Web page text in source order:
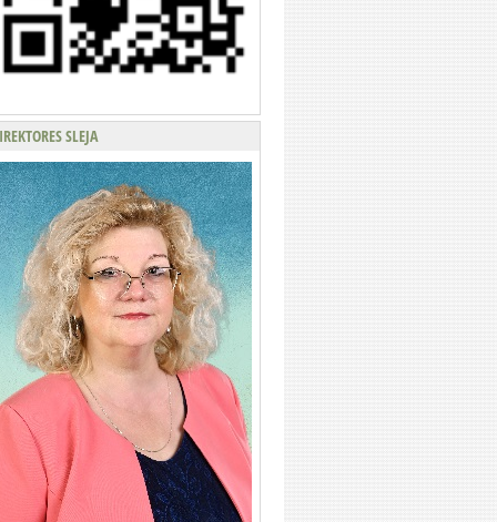
SLEJA